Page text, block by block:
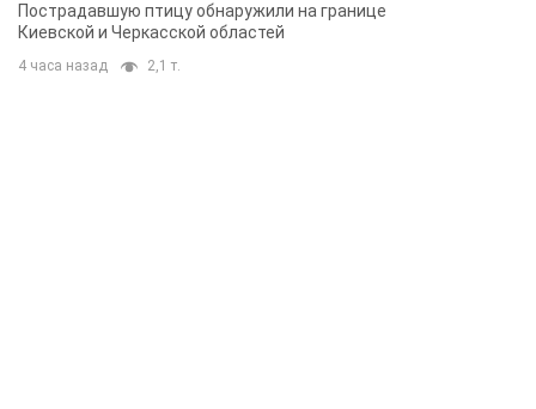
Пострадавшую птицу обнаружили на границе
Киевской и Черкасской областей
4 часа назад 2,1 т.